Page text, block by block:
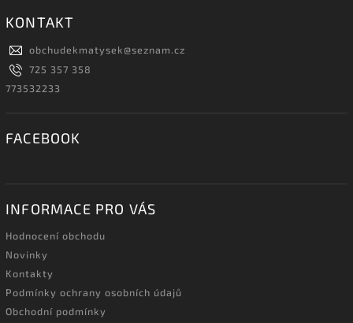
KONTAKT
obchudekmatysek@seznam.cz
725 357 358
773532233
FACEBOOK
INFORMACE PRO VÁS
Hodnocení obchodu
Novinky
Kontakty
Podmínky ochrany osobních údajů
Obchodní podmínky